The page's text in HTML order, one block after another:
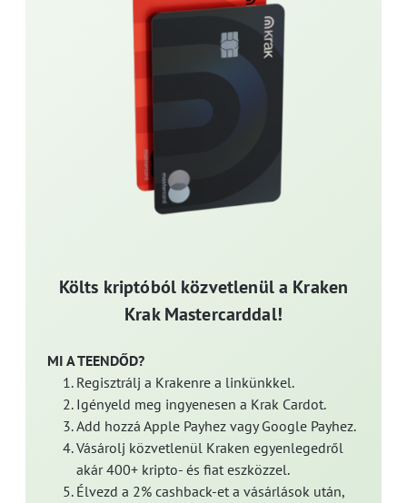
Költs kriptóból közvetlenül a Kraken
Krak Mastercarddal!
MI A TEENDŐD?
Regisztrálj a Krakenre a linkünkkel.
Igényeld meg ingyenesen a Krak Cardot.
Add hozzá Apple Payhez vagy Google Payhez.
Vásárolj közvetlenül Kraken egyenlegedről
akár 400+ kripto- és fiat eszközzel.
Élvezd a 2% cashback-et a vásárlások után,